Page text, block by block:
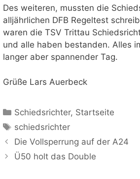
Des weiteren, mussten die
alljährlichen DFB Regeltest
waren die TSV Trittau
und alle haben bestanden. Alles
langer aber spannender Tag.
Grüße Lars Auerbeck
Kategorien
Schiedsrichter, Startseite
Schlagwörter
schiedsrichter
Die Vollsperrung auf der A24
Ü50 holt das Double